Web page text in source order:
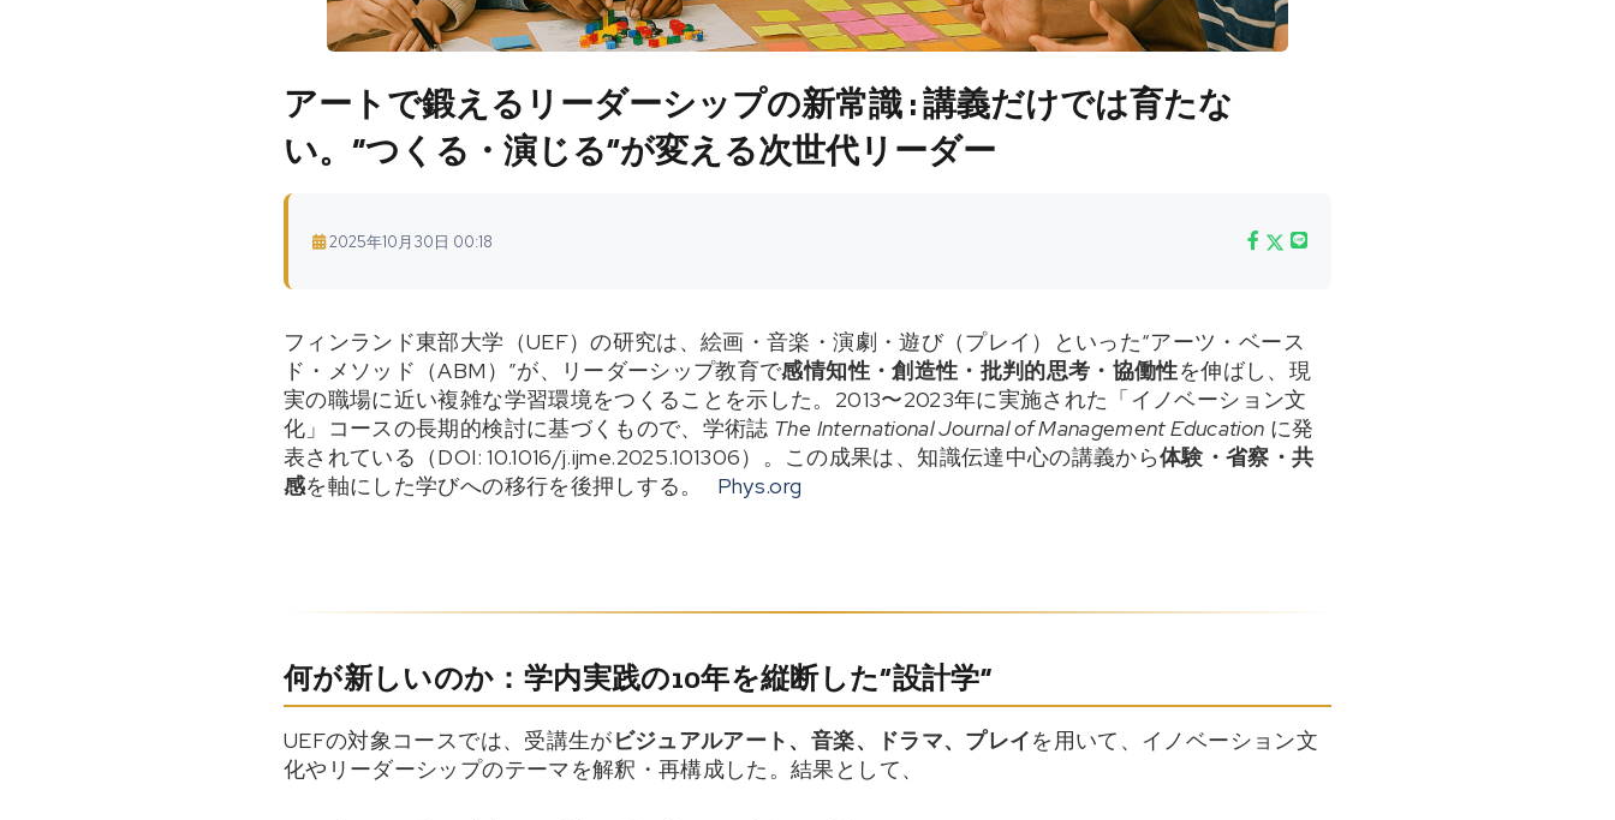
アートで鍛えるリーダーシップの新常識 : 講義だけでは育たな
い。“つくる・演じる”が変える次世代リーダー
2025年10月30日 00:18
フィンランド東部大学（UEF）の研究は、絵画・音楽・演劇・遊び（プレイ）といった“アーツ・ベース
ド・メソッド（ABM）”が、リーダーシップ教育で感情知性・創造性・批判的思考・協働性を伸ばし、現
実の職場に近い複雑な学習環境をつくることを示した。2013〜2023年に実施された「イノベーション文
化」コースの長期的検討に基づくもので、学術誌 The International Journal of Management Education に発
表されている（DOI: 10.1016/j.ijme.2025.101306）。この成果は、知識伝達中心の講義から体験・省察・共
感を軸にした学びへの移行を後押しする。 Phys.org
何が新しいのか：学内実践の10年を縦断した“設計学”
UEFの対象コースでは、受講生がビジュアルアート、音楽、ドラマ、プレイを用いて、イノベーション文
化やリーダーシップのテーマを解釈・再構成した。結果として、